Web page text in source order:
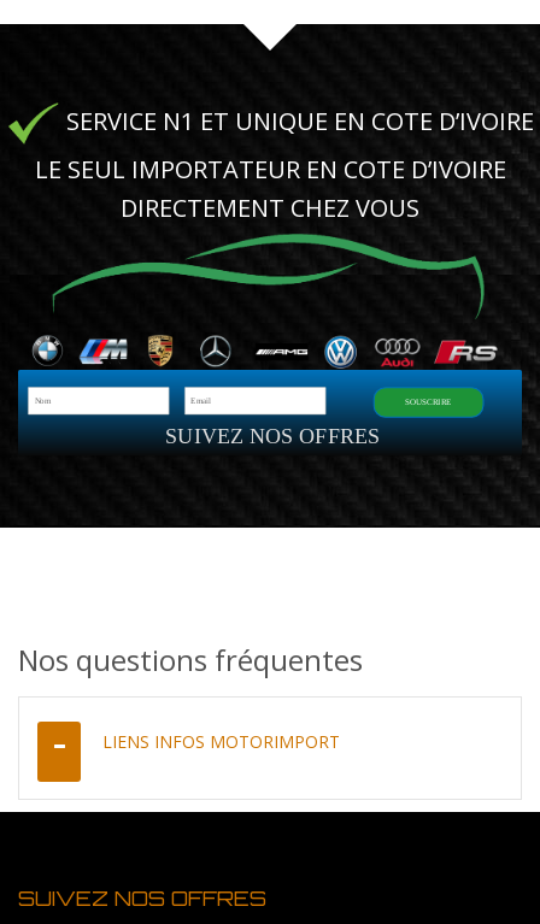
SERVICE N1 ET UNIQUE EN COTE D’IVOIRE
LE SEUL IMPORTATEUR EN COTE D’IVOIRE
DIRECTEMENT CHEZ VOUS
SUIVEZ NOS OFFRES
SOUSCRIRE
Nos questions fréquentes
LIENS INFOS MOTORIMPORT
SUIVEZ NOS OFFRES